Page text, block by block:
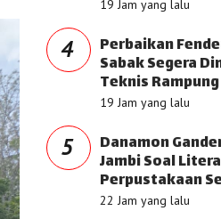
19 Jam yang lalu
4 Perbaikan
Sabak Segera
Teknis Rampung
19 Jam yang lalu
5 Danamon
Jambi Soal
Perpustakaan
22 Jam yang lalu